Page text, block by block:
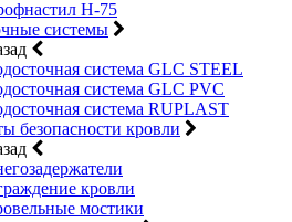
Н-75
системы
система GLC STEEL
система GLC PVC
система RUPLAST
безопасности кровли
кровли
мостики